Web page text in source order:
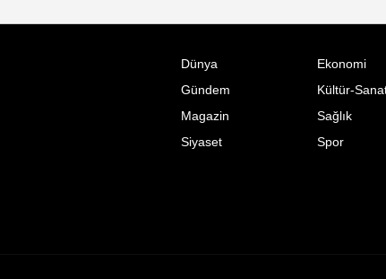
Dünya
Ekonomi
Gündem
Kültür-
Magazin
Sağlık
Siyaset
Spor